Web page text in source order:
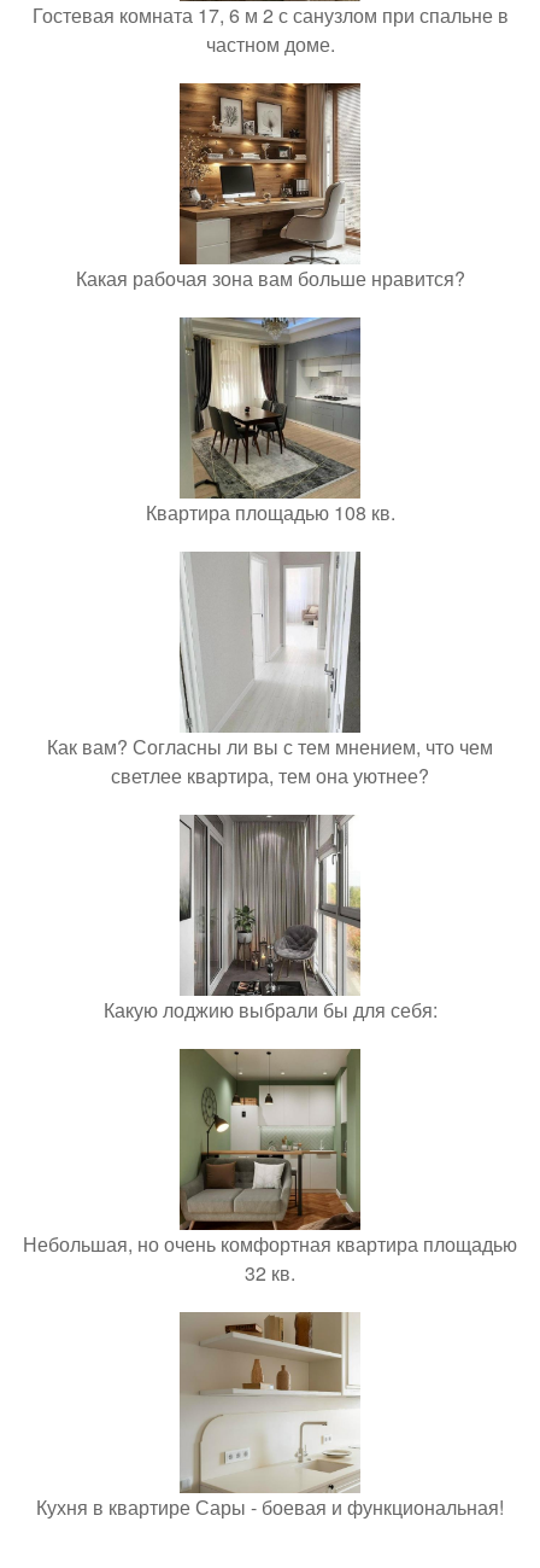
Гостевая комната 17, 6 м 2 с санузлом при спальне в
частном доме.
Какая рабочая зона вам больше нравится?
Квартира площадью 108 кв.
Как вам? Согласны ли вы с тем мнением, что чем
светлее квартира, тем она уютнее?
Какую лоджию выбрали бы для себя:
Небольшая, но очень комфортная квартира площадью
32 кв.
Кухня в квартире Сары - боевая и функциональная!